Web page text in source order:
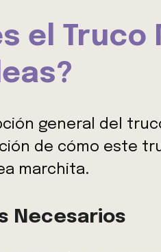
el
general del
de cómo este
marchita.
Necesarios